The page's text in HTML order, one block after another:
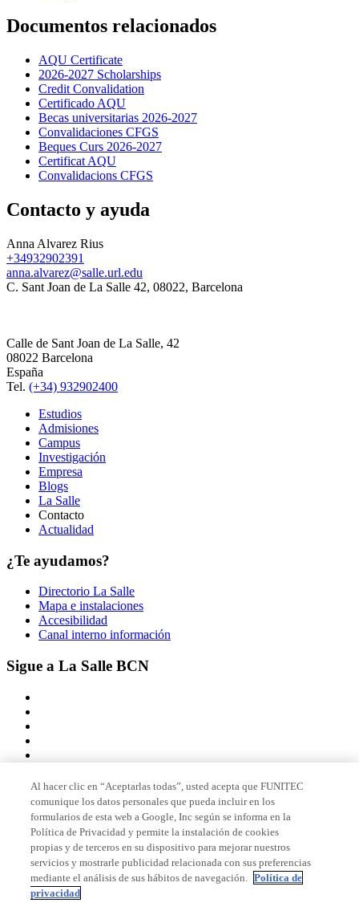
Documentos relacionados
AQU Certificate
2026-2027 Scholarships
Credit Convalidation
Certificado AQU
Becas universitarias 2026-2027
Convalidaciones CFGS
Beques Curs 2026-2027
Certificat AQU
Convalidacions CFGS
Contacto y ayuda
Anna Alvarez Rius
+34932902391
anna.alvarez@salle.url.edu
C. Sant Joan de La Salle 42, 08022, Barcelona
Calle de Sant Joan de La Salle, 42
08022 Barcelona
España
Tel. (+34) 932902400
Estudios
Admisiones
Campus
Investigación
Empresa
Blogs
La Salle
Contacto
Actualidad
¿Te ayudamos?
Directorio La Salle
Mapa e instalaciones
Accesibilidad
Canal interno información
Sigue a La Salle BCN
Miembro de
Acreditaciones
Al hacer clic en “Aceptarlas todas”, usted acepta que FUNITEC
comunique los datos personales que pueda incluir en los
formularios de esta web a Google, Inc según se informa en la
Política de Privacidad y permite la instalación de cookies
propias y de terceros en su dispositivo para mejorar nuestros
servicios y mostrarle publicidad relacionada con sus preferencias
mediante el análisis de sus hábitos de navegación. Política de
privacidad